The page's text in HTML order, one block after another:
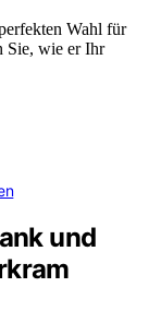
Wahl für
Sie, wie er Ihr
und